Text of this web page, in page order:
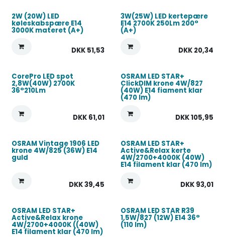
2W (20W) LED
køleskabspære E14
3000K materet (A+)
DKK 51,53
3W(25W) LED kertepære
E14 2700K 250Lm 200°
(A+)
DKK 20,34
CorePro LED spot
2,8W(40W) 2700K
36°210Lm
DKK 61,01
OSRAM LED STAR+
ClickDIM krone 4W/827
(40W) E14 fiament klar
(470 lm)
DKK105,95
OSRAM Vintage 1906 LED
krone 4W/825 (36W) E14
guld
DKK39,45
OSRAM LED STAR+
Active&Relax kerte
4W/2700+4000K (40W)
E14 filament klar (470 lm)
DKK 93,01
OSRAM LED STAR+
Active&Relax krone
4W/2700+4000K ((40W)
E14 filament klar (470 lm)
OSRAM LED STAR R39
1,5W/827 (12W) E14 36°
(110 lm)